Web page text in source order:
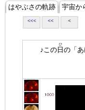
はやぶさの軌跡 宇宙か
<<< << <
♪この日
ひ
の「あ